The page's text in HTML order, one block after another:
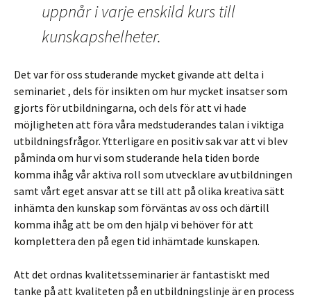
uppnår i varje enskild kurs till
kunskapshelheter.
Det var för oss studerande mycket givande att delta i
seminariet , dels för insikten om hur mycket insatser som
gjorts för utbildningarna, och dels för att vi hade
möjligheten att föra våra medstuderandes talan i viktiga
utbildningsfrågor. Ytterligare en positiv sak var att vi blev
påminda om hur vi som studerande hela tiden borde
komma ihåg vår aktiva roll som utvecklare av utbildningen
samt vårt eget ansvar att se till att på olika kreativa sätt
inhämta den kunskap som förväntas av oss och därtill
komma ihåg att be om den hjälp vi behöver för att
komplettera den på egen tid inhämtade kunskapen.
Att det ordnas kvalitetsseminarier är fantastiskt med
tanke på att kvaliteten på en utbildningslinje är en process